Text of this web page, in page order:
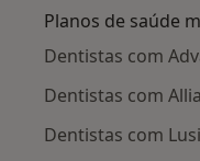
Planos de saúde
Dentistas com
Dentistas com
Dentistas com